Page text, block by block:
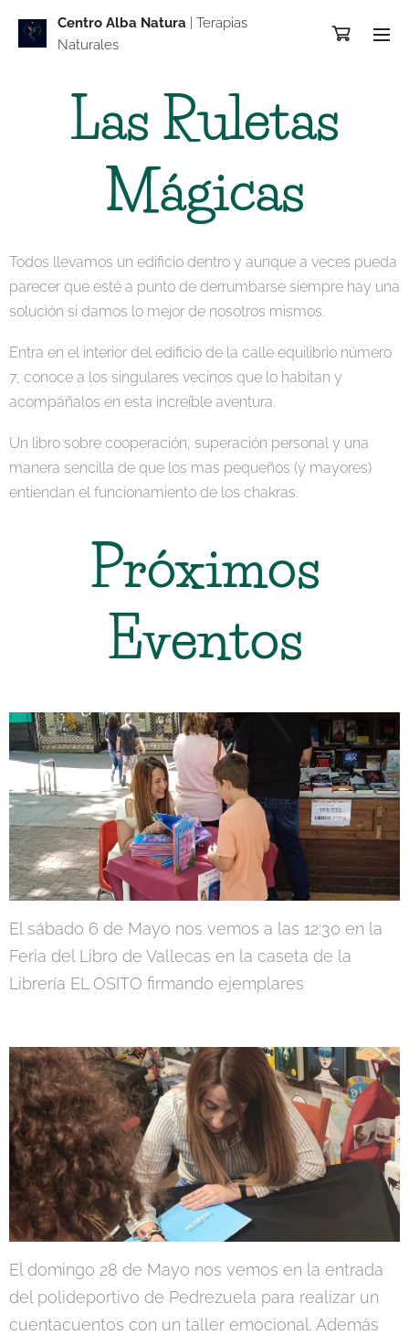
Centro Alba Natura | Terapias
Naturales
Las Ruletas
Mágicas
Todos llevamos un edificio dentro y aunque a veces pueda
parecer que esté a punto de derrumbarse siempre hay una
solución si damos lo mejor de nosotros mismos.
Entra en el interior del edificio de la calle equilibrio número
7, conoce a los singulares vecinos que lo habitan y
acompáñalos en esta increíble aventura.
Un libro sobre cooperación, superación personal y una
manera sencilla de que los mas pequeños (y mayores)
entiendan el funcionamiento de los chakras.
Próximos
Eventos
El sábado 6 de Mayo nos vemos a las 12:30 en la
Feria del Libro de Vallecas en la caseta de la
Librería EL OSITO firmando ejemplares
El domingo 28 de Mayo nos vemos en la entrada
del polideportivo de Pedrezuela para realizar un
cuentacuentos con un taller emocional. Además